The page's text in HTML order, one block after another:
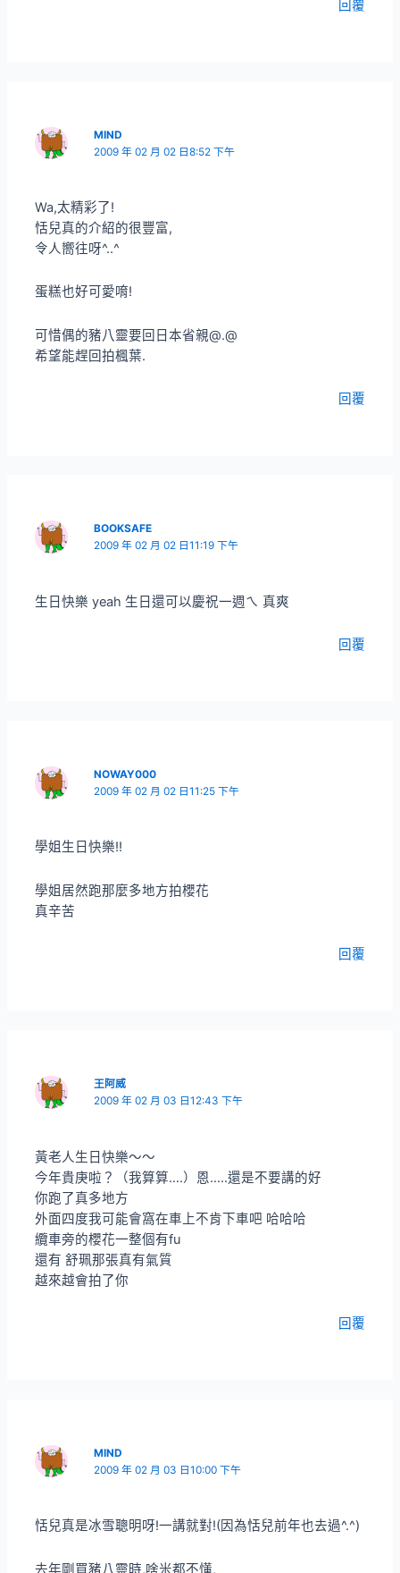
回覆
MIND
2009 年 02 月 02 日8:52 下午
Wa,太精彩了!
恬兒真的介紹的很豐富,
令人嚮往呀^..^
蛋糕也好可愛唷!
可惜偶的豬八靈要回日本省親@.@
希望能趕回拍楓葉.
回覆
BOOKSAFE
2009 年 02 月 02 日11:19 下午
生日快樂 yeah 生日還可以慶祝一週ㄟ 真爽
回覆
NOWAY000
2009 年 02 月 02 日11:25 下午
學姐生日快樂!!
學姐居然跑那麼多地方拍櫻花
真辛苦
回覆
王阿威
2009 年 02 月 03 日12:43 下午
黃老人生日快樂～～
今年貴庚啦？（我算算….）恩…..還是不要講的好
你跑了真多地方
外面四度我可能會窩在車上不肯下車吧 哈哈哈
纜車旁的櫻花一整個有fu
還有 舒珮那張真有氣質
越來越會拍了你
回覆
MIND
2009 年 02 月 03 日10:00 下午
恬兒真是冰雪聰明呀!一講就對!(因為恬兒前年也去過^.^)
去年剛買豬八靈時,啥米都不懂,